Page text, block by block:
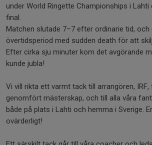
under World Ringette Championships i
final.
Matchen slutade 7–7 efter ordinarie tid, och
övertidsperiod med sudden death för att
Efter cirka sju minuter kom det avgörande
kunde jubla!
Vi vill rikta ett varmt tack till arrangören,
genomfört mästerskap, och till alla våra
både på plats i Lahti och hemma i Sverige.
ovärderligt!